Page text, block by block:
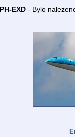
PH-EXD- Bylo